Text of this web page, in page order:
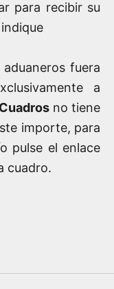
para recibir su
fuera
a
no tiene
importe, para
pulse el enlace
cuadro.